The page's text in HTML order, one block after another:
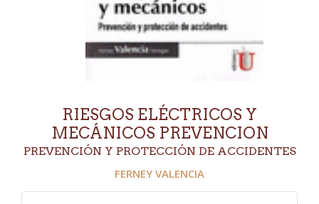
RIESGOS ELÉCTRICOS Y
MECÁNICOS PREVENCION
PREVENCIÓN Y PROTECCIÓN DE ACCIDENTES
FERNEY VALENCIA